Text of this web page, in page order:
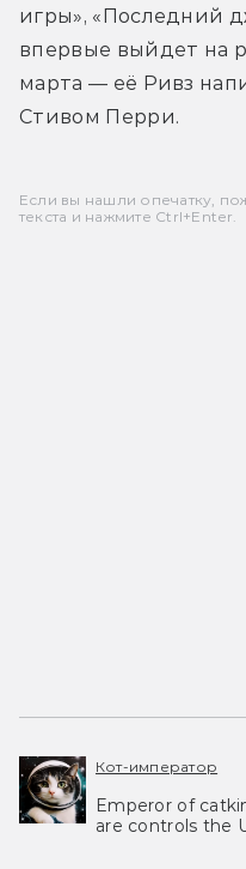
игры», «Последний
впервые выйдет на
марта — её Ривз
Стивом Перри.
Если вы нашли опечатку,
текста и нажмите Ctrl+Enter.
Кот-император
Emperor of
are controls the